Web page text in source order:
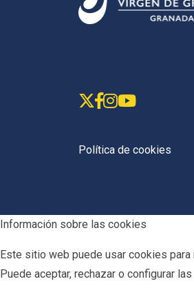
Política de cookies
Información sobre las cookies
Este sitio web puede usar cookies
Puede aceptar, rechazar o configurar